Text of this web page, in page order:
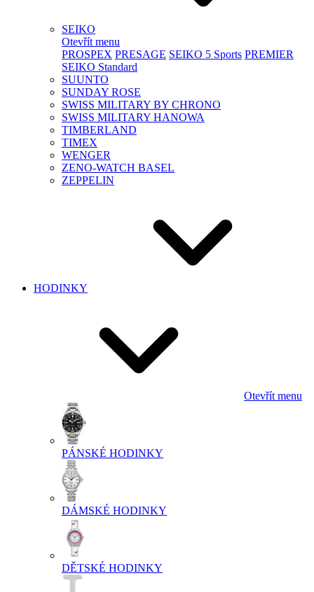
SEIKO
Otevřít menu
PROSPEX PRESAGE SEIKO 5 Sports PREMIER
SEIKO Standard
SUUNTO
SUNDAY ROSE
SWISS MILITARY BY CHRONO
SWISS MILITARY HANOWA
TIMBERLAND
TIMEX
WENGER
ZENO-WATCH BASEL
ZEPPELIN
HODINKY
Otevřít menu
PÁNSKÉ HODINKY
DÁMSKÉ HODINKY
DĚTSKÉ HODINKY